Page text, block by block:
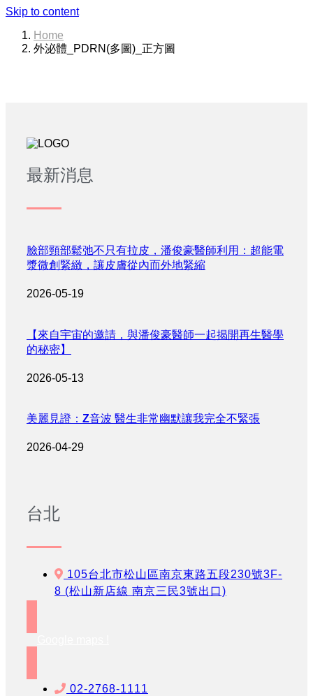
Skip to content
Home
外泌體_PDRN(多圖)_正方圖
最新消息
臉部頸部鬆弛不只有拉皮，潘俊豪醫師利用：超能電
漿微創緊緻，讓皮膚從內而外地緊縮
2026-05-19
【來自宇宙的邀請，與潘俊豪醫師一起揭開再生醫學
的秘密】
2026-05-13
美麗見證：Z音波 醫生非常幽默讓我完全不緊張
2026-04-29
台北
105台北市松山區南京東路五段230號3F-
8 (松山新店線 南京三民3號出口)
02-2768-1111